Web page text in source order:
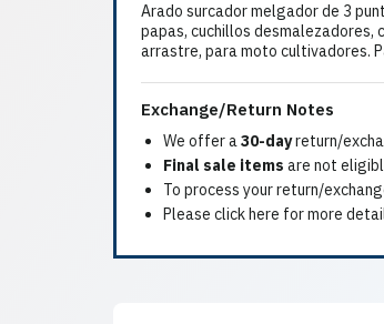
Arado surcador melgador de 3
papas, cuchillos desmalezadores,
arrastre, para moto cultivadores.
Exchange/Return Notes
We offer a30-dayreturn/
Final sale items are not
To process your return/
Please click here for more